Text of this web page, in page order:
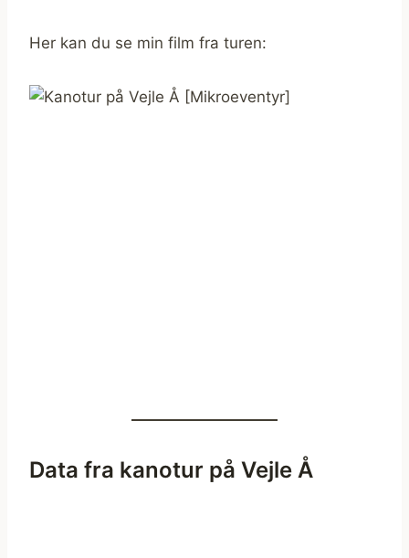
Her kan du se min film fra turen:
Data fra kanotur på Vejle Å